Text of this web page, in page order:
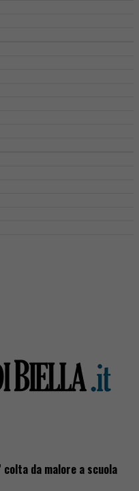
colta da malore a scuola